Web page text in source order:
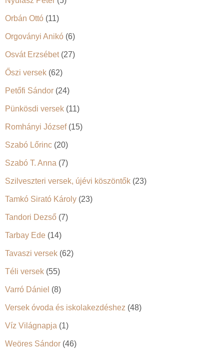
Orbán Ottó (11)
Orgoványi Anikó (6)
Osvát Erzsébet(27)
Őszi versek (62)
Petőfi Sándor (24)
Pünkösdi versek (11)
Romhányi József(15)
Szabó Lőrinc (20)
Szabó T. Anna (7)
Szilveszteri versek, újévi köszöntők (23)
Tamkó Sirató Károly (23)
Tandori Dezső (7)
Tarbay Ede (14)
Tavaszi versek (62)
Téli versek (55)
Varró Dániel (8)
Versek óvoda és iskolakezdéshez (48)
Víz Világnapja (1)
Weöres Sándor (46)